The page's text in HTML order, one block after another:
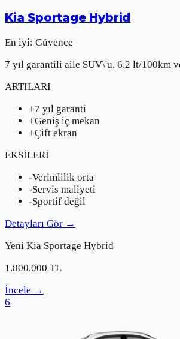
Kia Sportage Hybrid
En iyi: Güvence
7 yıl garantili aile SUV\'u. 6.2 lt/100km
ARTILARI
+7 yıl garanti
+Geniş iç mekan
+Çift ekran
EKSİLERİ
-Verimlilik orta
-Servis maliyeti
-Sportif değil
Detayları Gör →
Yeni Kia Sportage Hybrid
1.800.000 TL
İncele →
6